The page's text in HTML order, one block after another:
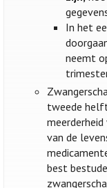
In het
neemt
tweede
van de
best